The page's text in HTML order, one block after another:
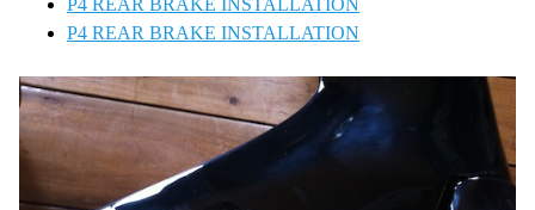
P4 REAR BRAKE INSTALLATION
P4 REAR BRAKE INSTALLATION